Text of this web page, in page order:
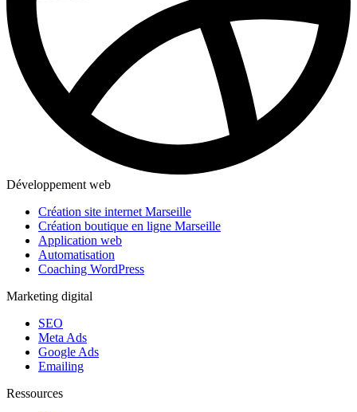
Développement web
Création site internet Marseille
Création boutique en ligne Marseille
Application web
Automatisation
Coaching WordPress
Marketing digital
SEO
Meta Ads
Google Ads
Emailing
Ressources